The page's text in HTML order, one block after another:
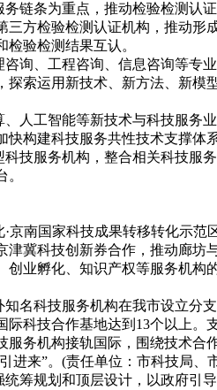
链条为重点，推动检验检测认
三方检验检测认证机构，推动
验检测结果互认。
询、工程咨询、信息咨询等
索运用新技术、新方法、新
人工智能等新技术与科技服务
构建科技服务共性技术支撑体
技服务机构，整合相关科技
京南国家科技成果转移转化示
津冀科技创新券合作，推动廊
业孵化、知识产权等服务机
名科技服务机构在我市设立
际科技合作基地达到13个以上
服务机构接轨国际，围绕技术
进来”。(责任单位：市科技局、
筹规划和顶层设计，以政府引